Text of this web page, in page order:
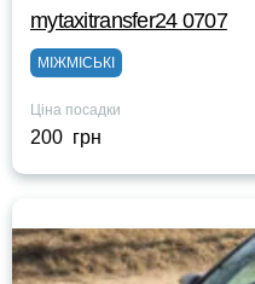
mytaxitransfer24 0707
МІЖМІСЬКІ
Ціна посадки
200 грн